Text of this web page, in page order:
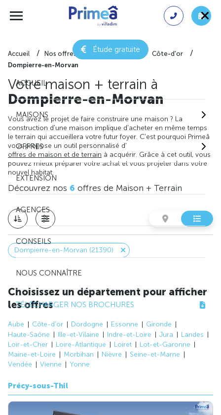
Étude gratuite
ACCUEIL
MAISONS
OFFRES
EXTENSION
AGENCES
CONSEILS
NOUS CONNAÎTRE
TÉLÉCHARGER NOS BROCHURES
Accueil Nos offres de maison + terrain
Côte-d'or
Dompierre-en-Morvan
Votre maison + terrain à
Dompierre-en-Morvan
Vous avez le projet de faire construire une maison ? La
construction d'une maison implique d'acheter en même temps
le terrain qui accueillera votre futur foyer. C'est pourquoi Primeâ
vous propose un outil personnalisé d'
offres de maison et de terrain à acquérir. Grâce à cet outil, vous
pouvez mieux préparer votre achat et vous projeter dans votre
nouvel habitat.
Découvrez nos 6 offres de Maison + Terrain
Dompierre-en-Morvan (21390)
Choisissez un département pour afficher
les offres
Aube Côte-d'or Dordogne Essonne
Gironde
Haute-Saône
Ille-et-Vilaine Indre-et-Loire Jura
Landes
Loir-et-Cher
Loire-Atlantique Loiret
Lot-et-Garonne
Maine-et-Loire
Morbihan Nièvre
Seine-et-Marne
Vendée
Vienne Yonne
Précy-sous-Thil